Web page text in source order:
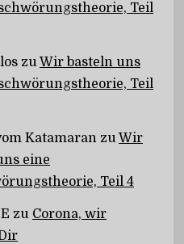
Teil
zuWir basteln uns
Teil
Katamaran zuWir
eine
Teil 4
zu Corona, wir